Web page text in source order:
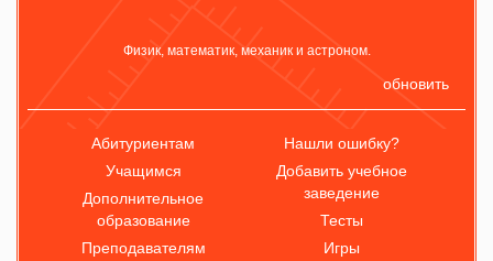
Физик, математик, механик и астроном.
обновить
Абитуриентам
Учащимся
Дополнительное
образование
Преподавателям
Нашли ошибку?
Добавить учебное
заведение
Тесты
Игры